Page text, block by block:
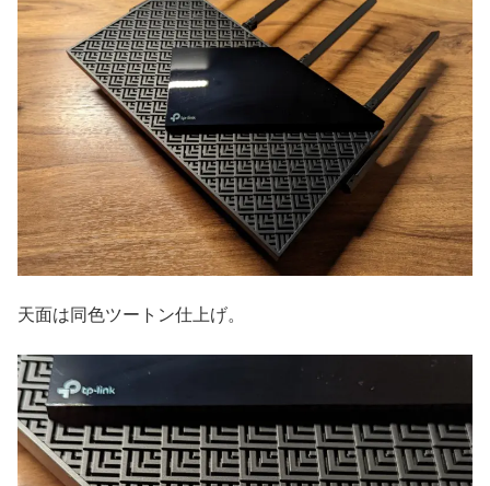
天面は同色ツートン仕上げ。